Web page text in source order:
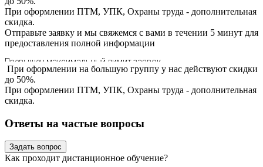
При оформлении ПТМ, УПК, Охраны труда - дополнительная
скидка.
Отправьте заявку и мы свяжемся с вами в течении 5 минут для
предоставления полной информации
При оформлении на большую группу у нас действуют скидки
до 50%.
При оформлении ПТМ, УПК, Охраны труда - дополнительная
скидка.
Ответы на частые вопросы
Задать вопрос
Как проходит дистанционное обучение?